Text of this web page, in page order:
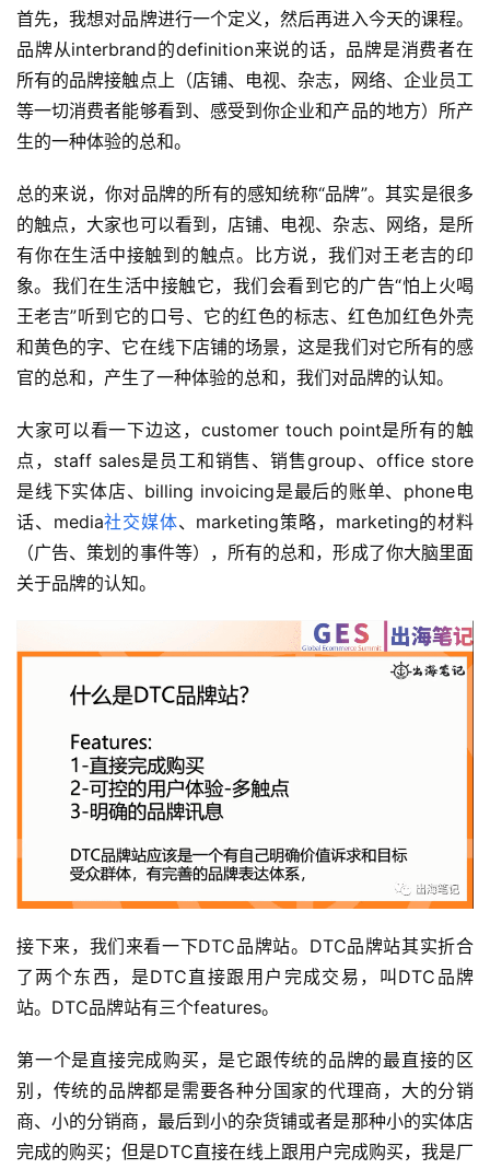
首先，我想对品牌进行一个定义，然后再进入今天的课程。
品牌从interbrand的definition来说的话，品牌是消费者在
所有的品牌接触点上（店铺、电视、杂志，网络、企业员工
等一切消费者能够看到、感受到你企业和产品的地方）所产
生的一种体验的总和。
总的来说，你对品牌的所有的感知统称“品牌”。其实是很多
的触点，大家也可以看到，店铺、电视、杂志、网络，是所
有你在生活中接触到的触点。比方说，我们对王老吉的印
象。我们在生活中接触它，我们会看到它的广告“怕上火喝
王老吉”听到它的口号、它的红色的标志、红色加红色外壳
和黄色的字、它在线下店铺的场景，这是我们对它所有的感
官的总和，产生了一种体验的总和，我们对品牌的认知。
大家可以看一下边这，customer touch point是所有的触
点，staff sales是员工和销售、销售group、office store
是线下实体店、billing invoicing是最后的账单、phone电
话、media社交媒体、marketing策略，marketing的材料
（广告、策划的事件等），所有的总和，形成了你大脑里面
关于品牌的认知。
接下来，我们来看一下DTC品牌站。DTC品牌站其实折合
了两个东西，是DTC直接跟用户完成交易，叫DTC品牌
站。DTC品牌站有三个features。
第一个是直接完成购买，是它跟传统的品牌的最直接的区
别，传统的品牌都是需要各种分国家的代理商，大的分销
商、小的分销商，最后到小的杂货铺或者是那种小的实体店
完成的购买；但是DTC直接在线上跟用户完成购买，我是厂